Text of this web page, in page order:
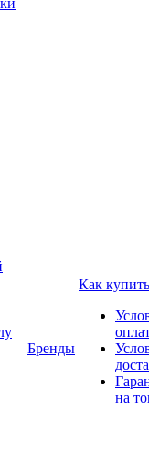
Бренды
Как купить
на